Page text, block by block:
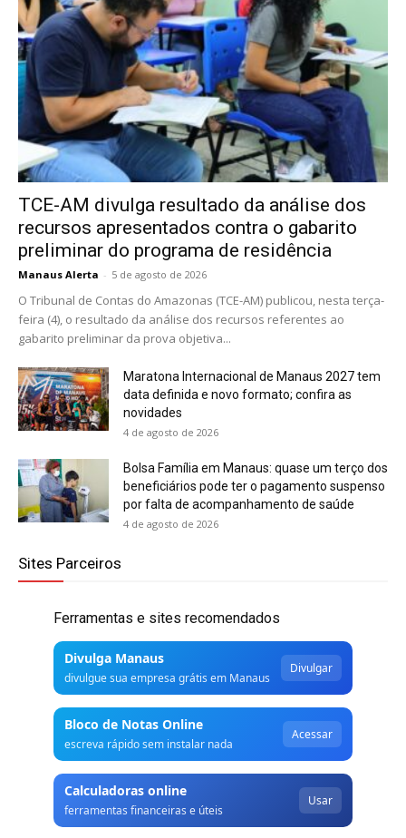
TCE-AM divulga resultado da análise dos
recursos apresentados contra o gabarito
preliminar do programa de residência
Manaus Alerta - 5 de agosto de 2026
O Tribunal de Contas do Amazonas (TCE-AM) publicou, nesta terça-
feira (4), o resultado da análise dos recursos referentes ao
gabarito preliminar da prova objetiva...
Maratona Internacional de Manaus 2027 tem
data definida e novo formato; confira as
novidades
4 de agosto de 2026
Bolsa Família em Manaus: quase um terço dos
beneficiários pode ter o pagamento suspenso
por falta de acompanhamento de saúde
4 de agosto de 2026
Sites Parceiros
Ferramentas e sites recomendados
Divulga Manaus
divulgue sua empresa grátis em Manaus
Divulgar
Bloco de Notas Online
escreva rápido sem instalar nada
Acessar
Calculadoras online
ferramentas financeiras e úteis
Usar